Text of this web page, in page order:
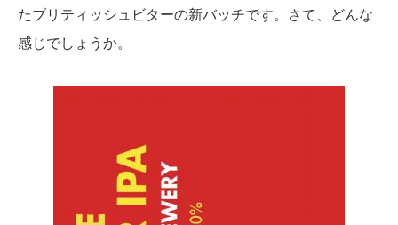
たブリティッシュビターの新バッチです。さて、どんな
感じでしょうか。